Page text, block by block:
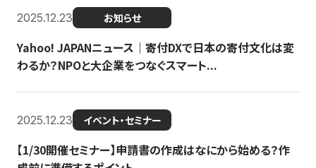
2025.12.23 お知らせ
Yahoo! JAPANニュース｜寄付DXで日本の寄付文化は変
わるか？NPOと大企業をつなぐスマート...
2025.12.23 イベント・セミナー
【1/30開催セミナー】申請書の作成はなにから始める？作